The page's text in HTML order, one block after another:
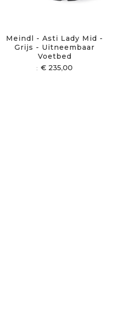
Meindl - Asti Lady Mid -
Grijs - Uitneembaar
Voetbed
€ 235,00